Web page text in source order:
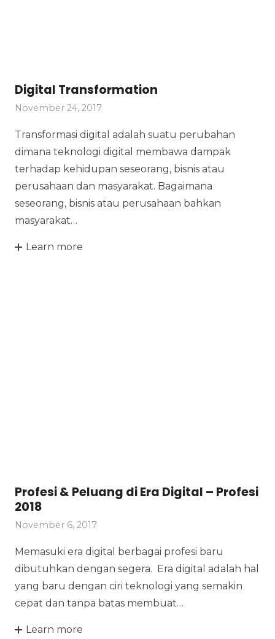
Digital Transformation
November 24, 2017
Transformasi digital adalah suatu perubahan
dimana teknologi digital membawa dampak
terhadap kehidupan seseorang, bisnis atau
perusahaan dan masyarakat. Bagaimana
seseorang, bisnis atau perusahaan bahkan
masyarakat…
Learn more
Profesi & Peluang di Era Digital – Profesi
2018
November 6, 2017
Memasuki era digital berbagai profesi baru
dibutuhkan dengan segera. Era digital adalah hal
yang baru dengan ciri teknologi yang semakin
cepat dan tanpa batas membuat…
Learn more